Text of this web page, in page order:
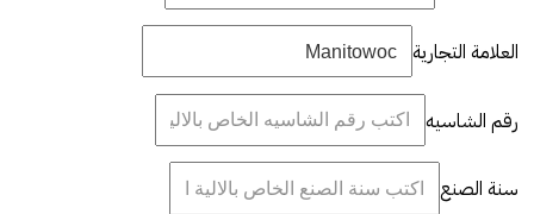
العلامة التجارية
رقم الشاسيه
سنة الصنع